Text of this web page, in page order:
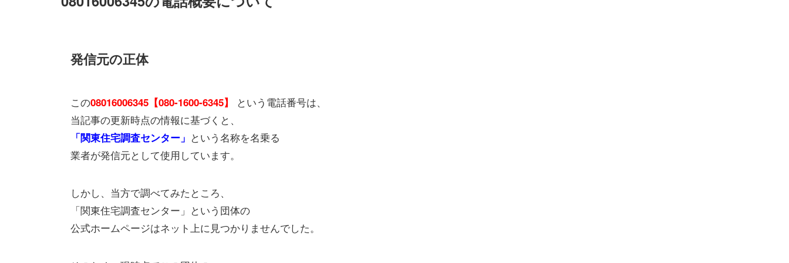
発信元の正体
この08016006345【080-1600-6345】
という電話番号は、
当記事の更新時点の情報に基づくと、
「関東住宅調査センター」 という名称を名乗る
業者が発信元として使用しています。
しかし、当方で調べてみたところ、
「関東住宅調査センター」という団体の
公式ホームページはネット上に見つかりませんでした。